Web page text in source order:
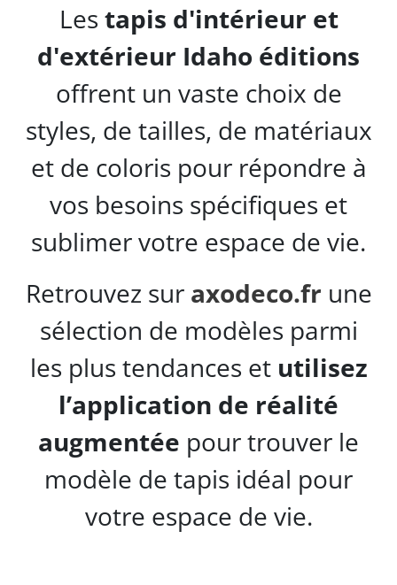
Les tapis d'intérieur et
d'extérieur Idaho éditions
offrent un vaste choix de
styles, de tailles, de matériaux
et de coloris pour répondre à
vos besoins spécifiques et
sublimer votre espace de vie.
Retrouvez sur axodeco.fr une
sélection de modèles parmi
les plus tendances et utilisez
l’application de réalité
augmentée pour trouver le
modèle de tapis idéal pour
votre espace de vie.